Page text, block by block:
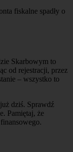
fiskalne spadły o
Skarbowym to
od rejestracji, przez
– wszystko to
dziś. Sprawdź
Pamiętaj, że